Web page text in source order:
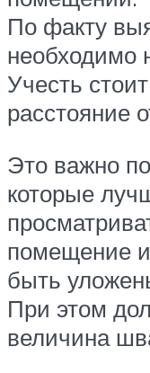
По факту
необходимо
Учесть
расстояние
Это важно
которые
помещение
быть
При этом
величина